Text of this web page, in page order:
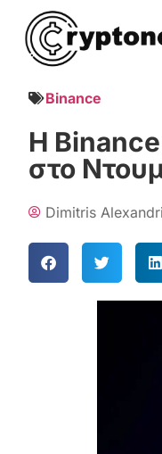
Binance
Η
στο
Dimitris